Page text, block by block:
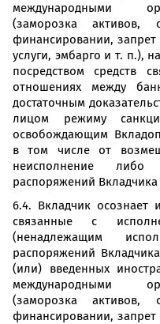
международными
(заморозка
финансировании,
услуги, эмбарго и т. п.),
посредством средств
отношениях между
достаточным
лицом режиму
освобождающим
в том числе от
неисполнение либо
распоряжений
6.4. Вкладчик осознает
связанные с
(ненадлежащим
распоряжений
(или) введенных
международными
(заморозка
финансировании,